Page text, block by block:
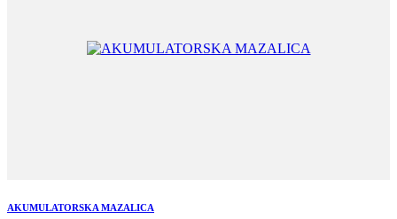
AKUMULATORSKA MAZALICA